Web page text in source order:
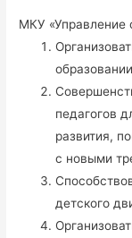
МКУ «Управление
педагогов
развития,
с новыми
детского